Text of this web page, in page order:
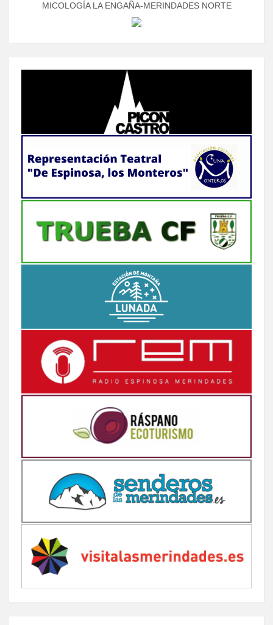
MICOLOGÍA LA ENGAÑA-MERINDADES NORTE